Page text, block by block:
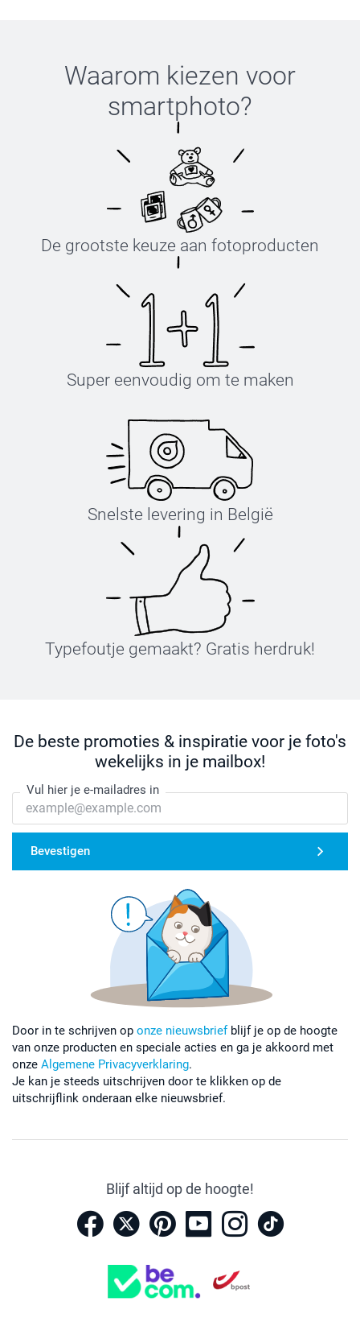
Waarom kiezen voor
smartphoto?
De grootste keuze aan fotoproducten
Super eenvoudig om te maken
Snelste levering in België
Typefoutje gemaakt? Gratis herdruk!
De beste promoties & inspiratie voor je foto's
wekelijks in je mailbox!
Vul hier je e-mailadres in
Bevestigen
Door in te schrijven op onze nieuwsbriefblijf je op de hoogte
van onze producten en speciale acties en ga je akkoord met
onze Algemene Privacyverklaring.
Je kan je steeds uitschrijven door te klikken op de
uitschrijflink onderaan elke nieuwsbrief.
Blijf altijd op de hoogte!